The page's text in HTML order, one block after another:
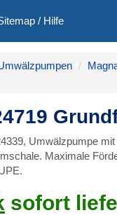
/ Hilfe
Umwälzpumpe
Maximale
sofort